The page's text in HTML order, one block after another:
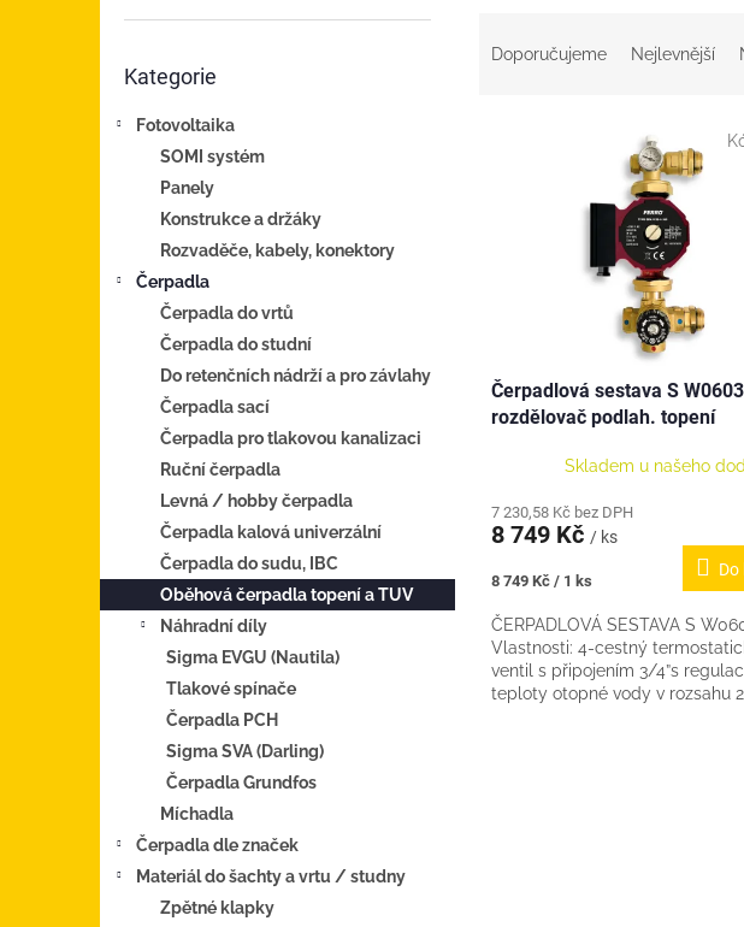
kategorie
Kategorie
Fotovoltaika
SOMI systém
Panely
Konstrukce a držáky
Rozvaděče, kabely, konektory
Čerpadla
Čerpadla do vrtů
Čerpadla do studní
Do retenčních nádrží a pro závlahy
Čerpadla sací
Čerpadla pro tlakovou kanalizaci
Ruční čerpadla
Levná / hobby čerpadla
Čerpadla kalová univerzální
Čerpadla do sudu, IBC
Oběhová čerpadla topení a TUV
Náhradní díly
Sigma EVGU (Nautila)
Tlakové spínače
Čerpadla PCH
Sigma SVA (Darling)
Čerpadla Grundfos
Míchadla
Čerpadla dle značek
Materiál do šachty a vrtu / studny
Zpětné klapky
Doporučujeme Nejlevnější
Čerpadlová sestava S
rozdělovač podlah. topení
Skladem u našeho
7 230,58 Kč bez DPH
8 749 Kč / ks
Měrná
8 749 Kč / 1 ks
Do
ČERPADLOVÁ SESTAVA S
Vlastnosti: 4-cestný
ventil s připojením 3/4”s
teploty otopné vody v rozsahu